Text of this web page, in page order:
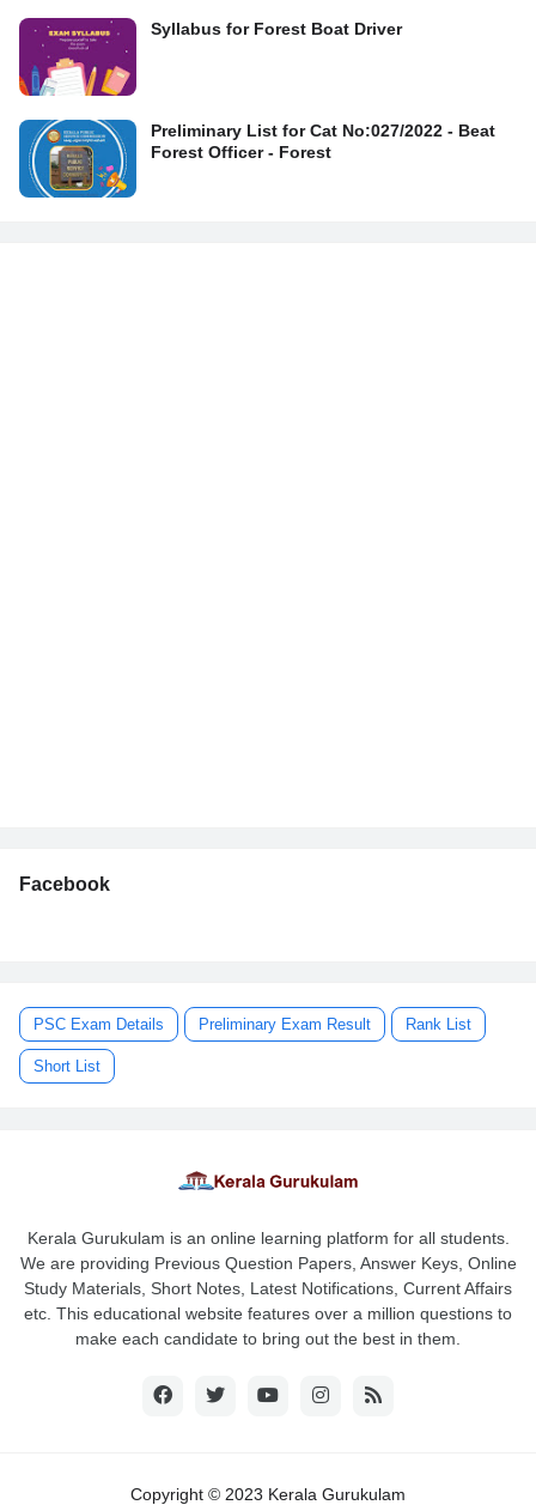
Syllabus for Forest Boat Driver
Preliminary List for Cat No:027/2022 - Beat
Forest Officer - Forest
Facebook
PSC Exam Details Preliminary Exam Result Rank List
Short List
Kerala Gurukulam is an online learning platform for all students.
We are providing Previous Question Papers, Answer Keys, Online
Study Materials, Short Notes, Latest Notifications, Current Affairs
etc. This educational website features over a million questions to
make each candidate to bring out the best in them.
Copyright © 2023 Kerala Gurukulam